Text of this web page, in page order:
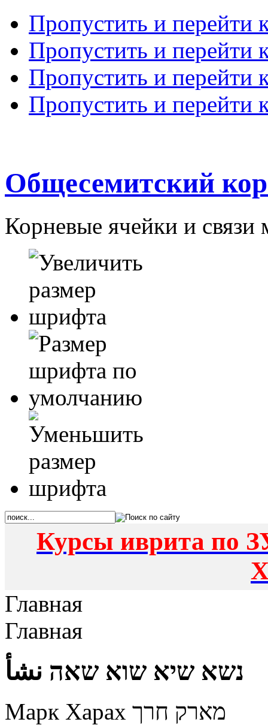
Пропустить и перейти
Пропустить и перейти
Пропустить и перейти
Пропустить и перейти
Общесемитский
Корневые ячейки и
Курсы иврита по
Главная
Главная
נשא שיא שוא שאה نشأ
Марк Харах מארק חרך